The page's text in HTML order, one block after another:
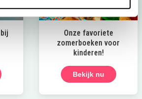
Onze favoriete
zomerboeken voor
kinderen!
Bekijk nu